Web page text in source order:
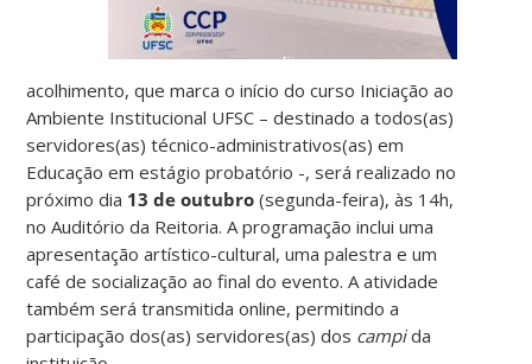
acolhimento, que marca o início do curso Iniciação ao
Ambiente Institucional UFSC – destinado a todos(as)
servidores(as) técnico-administrativos(as) em
Educação em estágio probatório -, será realizado no
próximo dia 13 de outubro (segunda-feira), às 14h,
no Auditório da Reitoria. A programação inclui uma
apresentação artístico-cultural, uma palestra e um
café de socialização ao final do evento. A atividade
também será transmitida online, permitindo a
participação dos(as) servidores(as) dos campida